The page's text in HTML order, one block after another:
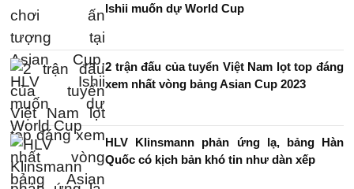
Ishii muốn dự World Cup
2 trận đấu của tuyển Việt Nam lọt top đáng
xem nhất vòng bảng Asian Cup 2023
HLV Klinsmann phản ứng lạ, bảng Hàn
Quốc có kịch bản khó tin như dàn xếp